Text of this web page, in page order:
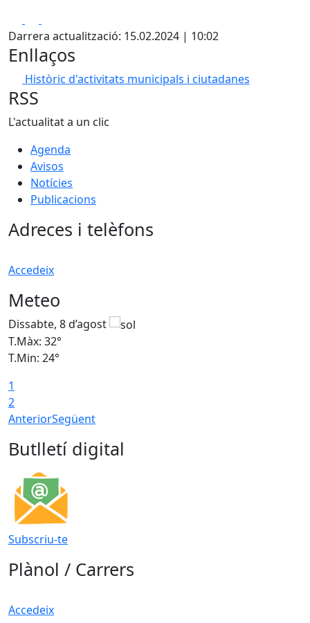
Darrera actualització: 15.02.2024 | 10:02
Enllaços
Històric d'activitats municipals i ciutadanes
RSS
L'actualitat a un clic
Agenda
Avisos
Notícies
Publicacions
Adreces i telèfons
Accedeix
Meteo
Dissabte, 8 d’agost
T.Màx: 32°
T.Min: 24°
1
2
AnteriorSegüent
Butlletí digital
Subscriu-te
Plànol / Carrers
Accedeix